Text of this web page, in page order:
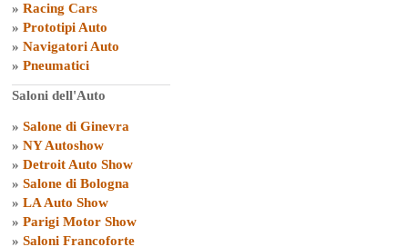
» Racing Cars
» Prototipi Auto
» Navigatori Auto
» Pneumatici
Saloni dell'Auto
» Salone di Ginevra
» NY Autoshow
» Detroit Auto Show
» Salone di Bologna
» LA Auto Show
» Parigi Motor Show
» Saloni Francoforte